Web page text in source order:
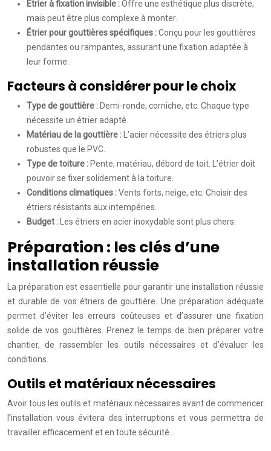
Étrier à fixation invisible :Offre une esthétique plus discrète,
mais peut être plus complexe à monter.
Étrier pour gouttières spécifiques :Conçu pour les gouttières
pendantes ou rampantes, assurant une fixation adaptée à
leur forme.
Facteurs à considérer pour le choix
Type de gouttière : Demi-ronde, corniche, etc. Chaque type
nécessite un étrier adapté.
Matériau de la gouttière :
L’acier nécessite des étriers plus
robustes que le PVC.
Type de toiture : Pente, matériau, débord de toit. L’étrier doit
pouvoir se fixer solidement à la toiture.
Conditions climatiques :Vents forts, neige, etc. Choisir des
étriers résistants aux intempéries.
Budget :
Les étriers en acier inoxydable sont plus chers.
Préparation : les clés d’une
installation réussie
La préparation est essentielle pour garantir une installation réussie
et durable de vos étriers de gouttière. Une préparation adéquate
permet d’éviter les erreurs coûteuses et d’assurer une fixation
solide de vos gouttières. Prenez le temps de bien préparer votre
chantier, de rassembler les outils nécessaires et d’évaluer les
conditions.
Outils et matériaux nécessaires
Avoir tous les outils et matériaux nécessaires avant de commencer
l’installation vous évitera des interruptions et vous permettra de
travailler efficacement et en toute sécurité.